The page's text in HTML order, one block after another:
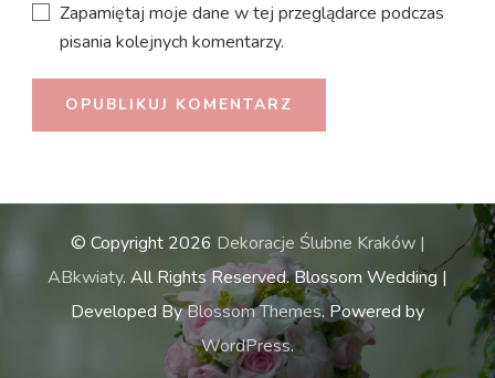
Zapamiętaj moje dane w tej przeglądarce podczas
pisania kolejnych komentarzy.
© Copyright 2026 Dekoracje Ślubne Kraków |
ABkwiaty. All Rights Reserved.Blossom Wedding |
Developed ByBlossom Themes. Powered by
WordPress.